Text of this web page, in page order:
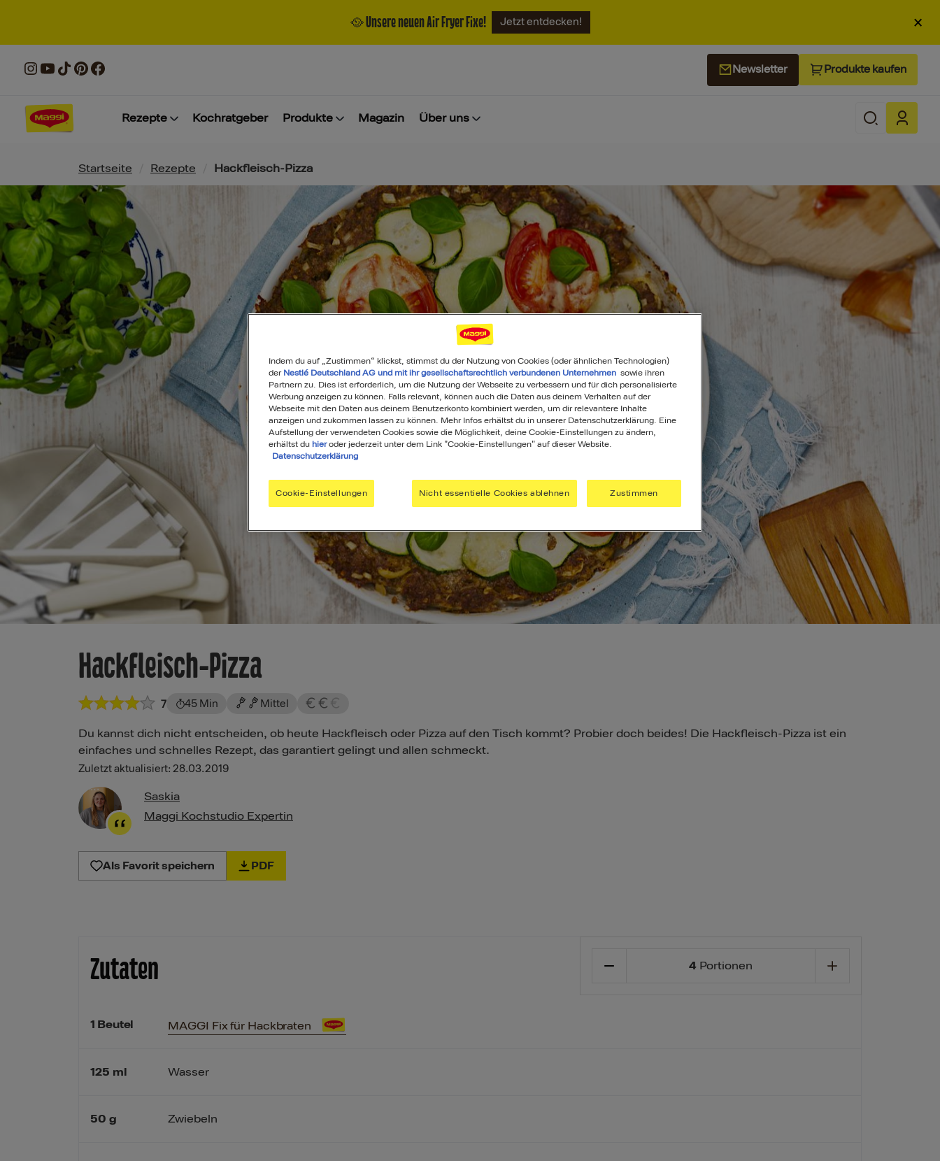
🥘 Unsere neuen Air Fryer Fixe! Jetzt entdecken! ×
Newsletter Produkte kaufen
Rezepte Kochratgeber Produkte Magazin Über uns
Pfadnavigation
Startseite Rezepte Hackfleisch-Pizza
Hackfleisch-Pizza
7 45 Min Mittel
Du kannst dich nicht entscheiden, ob heute Hackfleisch oder Pizza auf den Tisch kommt? Probier doch beides! Die Hackfleisch-Pizza ist ein
einfaches und schnelles Rezept, das garantiert gelingt und allen schmeckt.
Zuletzt aktualisiert: 28.03.2019
Saskia
Maggi Kochstudio Expertin
Als Favorit speichern PDF
Zutaten 4Portionen
1 Beutel
125 ml
50 g
MAGGI Fix für Hackbraten
Wasser
Zwiebeln
Indem du auf „Zustimmen“ klickst, stimmst du der Nutzung von Cookies (oder ähnlichen Technologien)
der Nestlé Deutschland AG und mit ihr gesellschaftsrechtlich verbundenen Unternehmen sowie ihren
Partnern zu. Dies ist erforderlich, um die Nutzung der Webseite zu verbessern und für dich personalisierte
Werbung anzeigen zu können. Falls relevant, können auch die Daten aus deinem Verhalten auf der
Webseite mit den Daten aus deinem Benutzerkonto kombiniert werden, um dir relevantere Inhalte
anzeigen und zukommen lassen zu können. Mehr Infos erhältst du in unserer Datenschutzerklärung. Eine
Aufstellung der verwendeten Cookies sowie die Möglichkeit, deine Cookie-Einstellungen zu ändern,
erhältst du hieroder jederzeit unter dem Link "Cookie-Einstellungen" auf dieser Website.
Datenschutzerklärung
Cookie-Einstellungen Nicht essentielle Cookies ablehnen Zustimmen